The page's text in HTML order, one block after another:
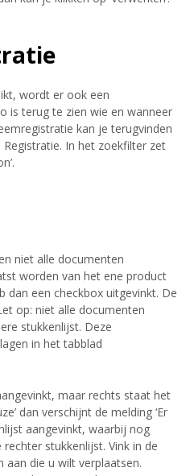
wordt er ook een
is terug te zien wie en wanneer
kan je terugvinden
In het zoekfilter zet
niet alle documenten
worden van het ene product
dan een checkbox uitgevinkt. De
op: niet alle documenten
stukkenlijst. Deze
in het tabblad
maar rechts staat het
dan verschijnt de melding ‘Er
aangevinkt, waarbij nog
stukkenlijst. Vink in de
aan die u wilt verplaatsen.